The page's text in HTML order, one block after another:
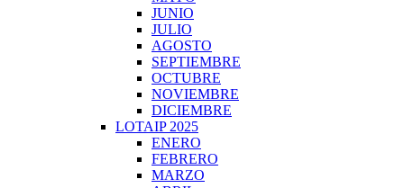
JUNIO
JULIO
AGOSTO
SEPTIEMBRE
OCTUBRE
NOVIEMBRE
DICIEMBRE
LOTAIP 2025
ENERO
FEBRERO
MARZO